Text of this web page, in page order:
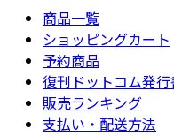
商品一覧
ショッピングカート
予約商品
復刊ドットコム発行
販売ランキング
支払い・配送方法